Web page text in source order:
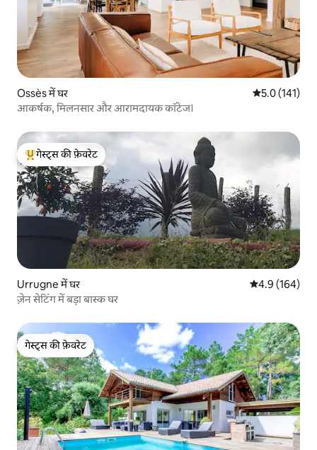
Ossès में घर औसत रेटिंग 5 में
5.0 (141)
आकर्षक, मिलनसार और आरामदायक कॉटेज।
गेस्ट्स का टॉप फ़ेवरेट
गेस्ट्स की फ़ेवरेट
Urrugne में घर औसत रेटिंग 5 में
4.9 (164)
ज़ेन सेटिंग में बड़ा बास्क घर
गेस्ट्स की फ़ेवरेट
गेस्ट्स की फ़ेवरेट